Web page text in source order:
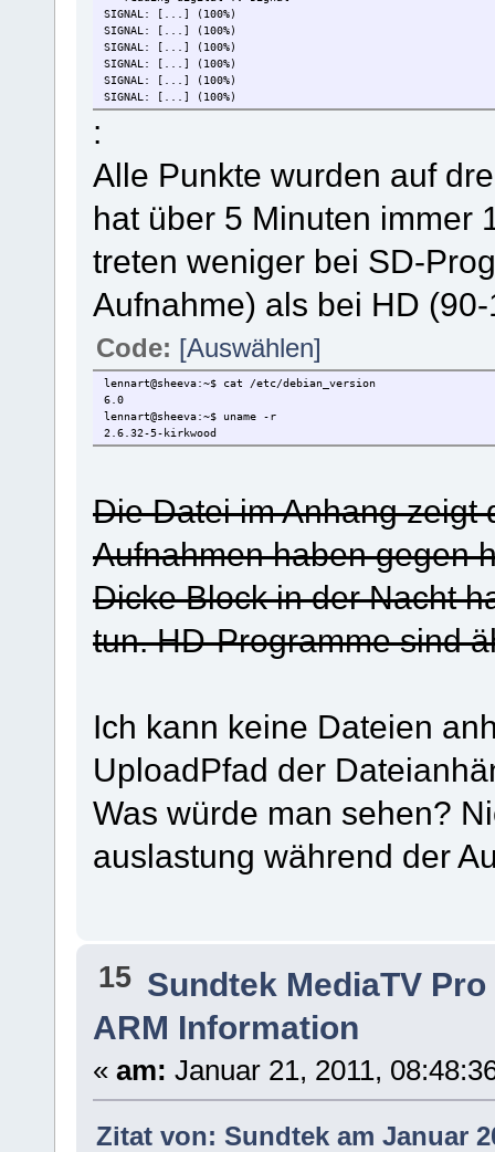
SIGNAL: [...] (100%)
SIGNAL: [...] (100%)
SIGNAL: [...] (100%)
SIGNAL: [...] (100%)
SIGNAL: [...] (100%)
SIGNAL: [...] (100%)
:
Alle Punkte wurden auf
hat über 5 Minuten immer
treten weniger bei SD-
Aufnahme) als bei HD
Code: [Auswählen]
lennart@sheeva:~$ cat /etc/debian_version
6.0
lennart@sheeva:~$ uname -r
2.6.32-5-kirkwood
Die Datei im Anhang zeigt
Aufnahmen haben gegen
Dicke Block in der Nacht
tun. HD-Programme sind
Ich kann keine Dateien
UploadPfad der
Was würde man sehen?
auslastung während der
15 Sundtek MediaTV Pro
ARM Information
« am: Januar 21, 2011,
Zitat von: Sundtek am Januar